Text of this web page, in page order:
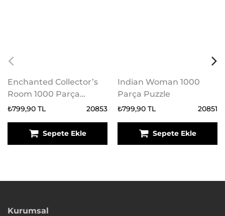
Enchanted Collector’s
Room 1000 Parça
Puzzle
₺799,90 TL 20853
Sepete Ekle
Indian Woman 1000
Parça Puzzle
₺799,90 TL 20851
Sepete Ekle
Kurumsal